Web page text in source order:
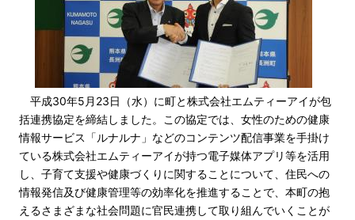
平成30年5月23日（水）に町と株式会社エムティーアイが包
括連携協定を締結しました。この協定では、女性のための健康
情報サービス「ルナルナ」などのコンテンツ配信事業を手掛け
ている株式会社エムティーアイが持つ電子媒体アプリ等を活用
し、子育て支援や健康づくりに関することについて、住民への
情報発信及び健康管理等の効率化を推進することで、本町の抱
えるさまざまな社会問題に官民連携して取り組んでいくことが